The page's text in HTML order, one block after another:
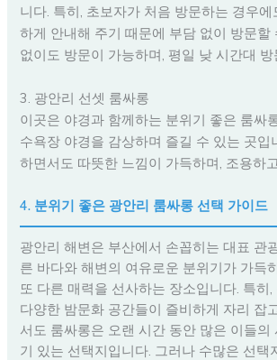
니다. 특히, 초보자가 처음 방문하는 경우
하게 안내해 주기 때문에 부담 없이 방문할
없이도 방문이 가능하며, 평일 낮 시간대
3. 광안리 선셋 룸싸롱
이곳은 야경과 함께하는 분위기 좋은 룸싸
수욕장 야경을 감상하며 즐길 수 있는 곳입
하면서도 따뜻한 느낌이 가득하며, 조용하
4. 분위기 좋은 광안리 룸싸롱 선택 가이드
광안리 해변은 부산에서 손꼽히는 대표 관
른 바다와 해변의 여유로운 분위기가 가득
또 다른 매력을 선사하는 장소입니다. 특히
다양한 밤문화 공간들이 즐비하게 자리 잡
서도 룸싸롱은 오랜 시간 동안 많은 이들의
기 있는 선택지입니다. 그러나 수많은 선택